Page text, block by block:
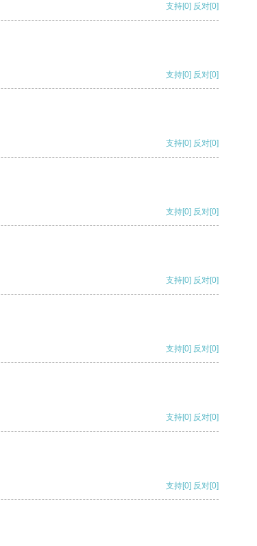
支持[0] 反对[0]
支持[0] 反对[0]
支持[0] 反对[0]
支持[0] 反对[0]
支持[0] 反对[0]
支持[0] 反对[0]
支持[0] 反对[0]
支持[0] 反对[0]